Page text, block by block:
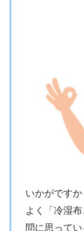
いかがですか
よく「冷湿
問に思ってい